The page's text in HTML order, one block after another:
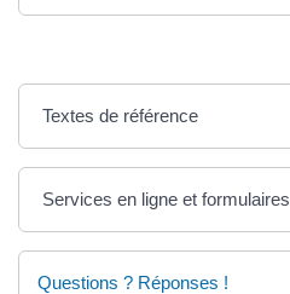
Textes de référence
Services en ligne et formulaires
Questions ? Réponses !